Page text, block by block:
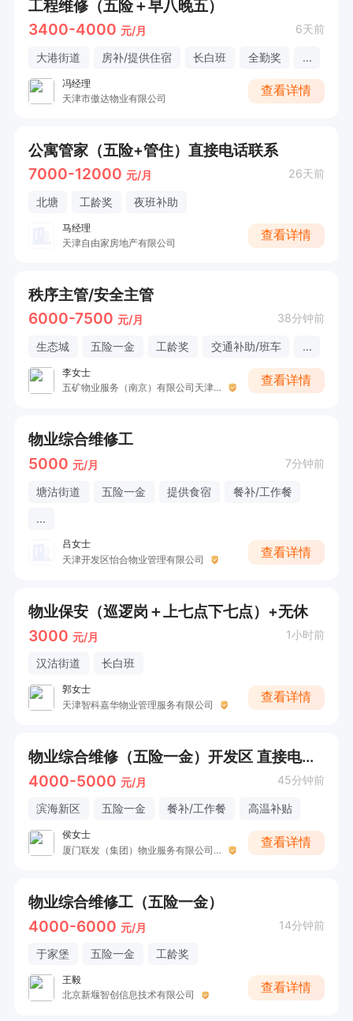
工程维修（五险＋早八晚五）
3400-4000 元/月 6天前
大港街道 房补/提供住宿 长白班 全勤奖 ...
冯经理
天津市傲达物业有限公司
查看详情
公寓管家（五险+管住）直接电话联系
7000-12000 元/月 26天前
北塘 工龄奖 夜班补助
马经理
天津自由家房地产有限公司
查看详情
秩序主管/安全主管
6000-7500 元/月 38分钟前
生态城 五险一金 工龄奖 交通补助/班车 ...
李女士
五矿物业服务（南京）有限公司天津分公司
查看详情
物业综合维修工
5000 元/月 7分钟前
塘沽街道 五险一金 提供食宿
餐补/工作餐
...
吕女士
天津开发区怡合物业管理有限公司
查看详情
物业保安（巡逻岗＋上七点下七点）+无休
3000 元/月 1小时前
汉沽街道 长白班
郭女士
天津智科嘉华物业管理服务有限公司
查看详情
物业综合维修（五险一金）开发区 直接电话联系
4000-5000 元/月 45分钟前
滨海新区 五险一金 餐补/工作餐 高温补贴
侯女士
厦门联发（集团）物业服务有限公司天津分公司
查看详情
物业综合维修工（五险一金）
4000-6000 元/月 14分钟前
于家堡 五险一金 工龄奖
王毅
北京新堰智创信息技术有限公司
查看详情